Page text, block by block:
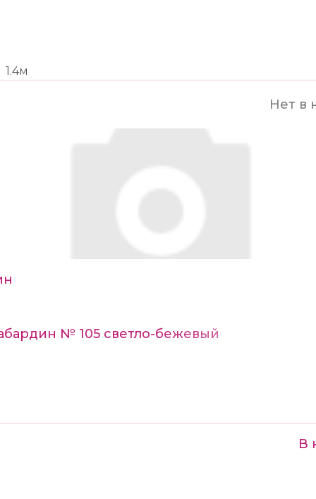
1.4м
Нет в
№ 105 светло-бежевый
В